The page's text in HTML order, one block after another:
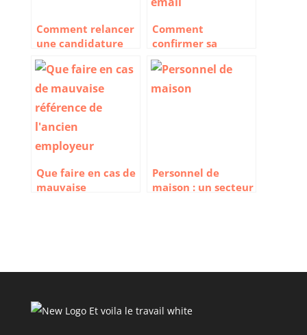
Comment relancer
une candidature
sans réponse par
email
Comment
confirmer sa
disponibilité pour
un entretien par
email
Que faire en cas de
mauvaise
Personnel de
maison : un secteur